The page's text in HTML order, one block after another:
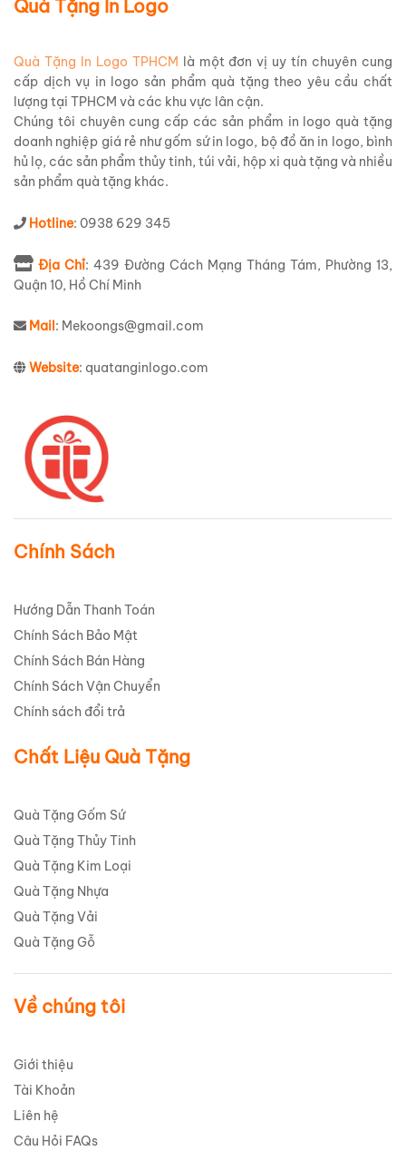
Quà Tặng In Logo
Quà Tặng In Logo TPHCM là một đơn vị uy tín chuyên cung
cấp dịch vụ in logo sản phẩm quà tặng theo yêu cầu chất
lượng tại TPHCM và các khu vực lân cận.
Chúng tôi chuyên cung cấp các sản phẩm in logo quà tặng
doanh nghiệp giá rẻ như gốm sứ in logo, bộ đồ ăn in logo, bình
hủ lọ, các sản phẩm thủy tinh, túi vải, hộp xi quà tặng và nhiều
sản phẩm quà tặng khác.
Hotline: 0938 629 345
Địa Chỉ: 439 Đường Cách Mạng Tháng Tám, Phường 13,
Quận 10, Hồ Chí Minh
Mail : Mekoongs@gmail.com
Website: quatanginlogo.com
Chính Sách
Hướng Dẫn Thanh Toán
Chính Sách Bảo Mật
Chính Sách Bán Hàng
Chính Sách Vận Chuyển
Chính sách đổi trả
Chất Liệu Quà Tặng
Quà Tặng Gốm Sứ
Quà Tặng Thủy Tinh
Quà Tặng Kim Loại
Quà Tặng Nhựa
Quà Tặng Vải
Quà Tặng Gỗ
Về chúng tôi
Giới thiệu
Tài Khoản
Liên hệ
Câu Hỏi FAQs